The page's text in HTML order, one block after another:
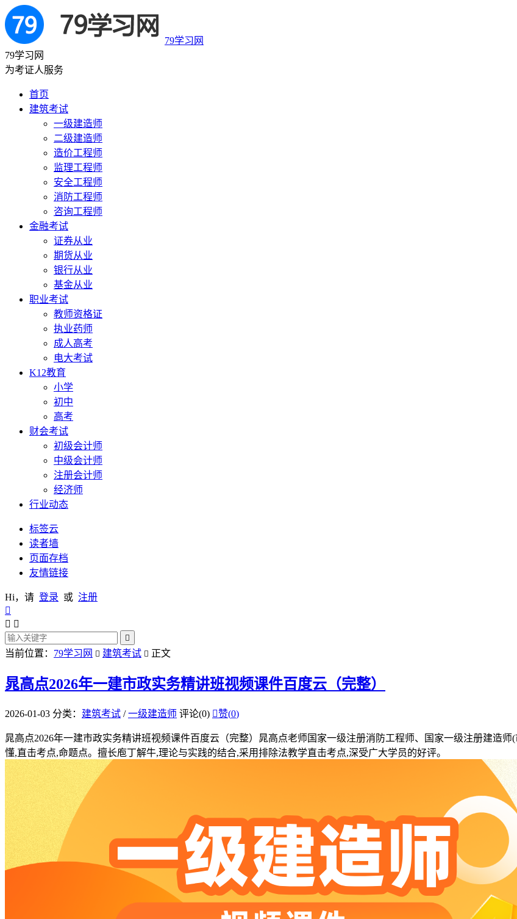
79学习网
79学习网
为考证人服务
首页
建筑考试
一级建造师
二级建造师
造价工程师
监理工程师
安全工程师
消防工程师
咨询工程师
金融考试
证券从业
期货从业
银行从业
基金从业
职业考试
教师资格证
执业药师
成人高考
电大考试
K12教育
小学
初中
高考
财会考试
初级会计师
中级会计师
注册会计师
经济师
行业动态
标签云
读者墙
页面存档
友情链接
Hi，请 登录 或 注册

 

当前位置： 79学习网  建筑考试  正文
晁高点2026年一建市政实务精讲班视频课件百度云（完整）
2026-01-03 分类： 建筑考试 /一级建造师 评论(0) 赞(0)
晁高点2026年一建市政实务精讲班视频课件百度云（完整）晁高点老师国家一级注册消防工程师、国家一级注册建造
懂,直击考点,命题点。擅长庖丁解牛,理论与实践的结合,采用排除法教学直击考点,深受广大学员的好评。